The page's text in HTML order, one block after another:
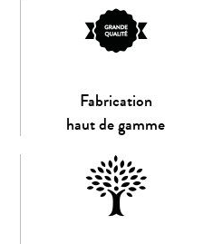
Fabrication
haut de gamme